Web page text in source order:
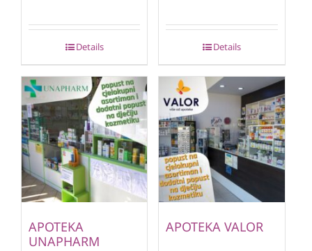
Details Details
APOTEKA
UNAPHARM
APOTEKA VALOR